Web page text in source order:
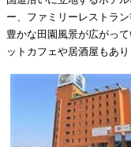
ー、ファミリーレストラ
豊かな田園風景が広がっ
ットカフェや居酒屋もあり